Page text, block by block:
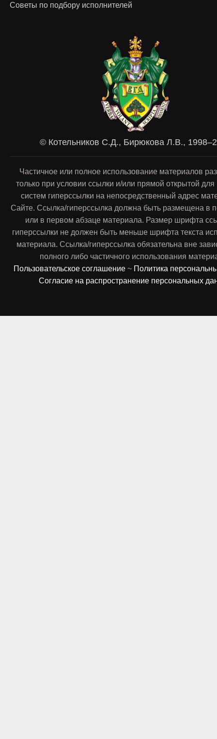
Советы по подбору исполнителей
© Котельников С.Д., Бирюкова Л.В.,
Частичное или полное использование материалов
только при условии ссылки и/или прямой открытой
систем гиперссылки на непосредственный адрес
Сайте. Ссылка/гиперссылка должна быть размещена в
или в первом абзаце материала. Размер шрифта
гиперссылки не должен быть меньше шрифта текста
материала. Ссылка/гиперссылка обязательна вне
полного либо частичного использования
Пользовательское соглашение ~ Политика
Согласие на распространение персональных